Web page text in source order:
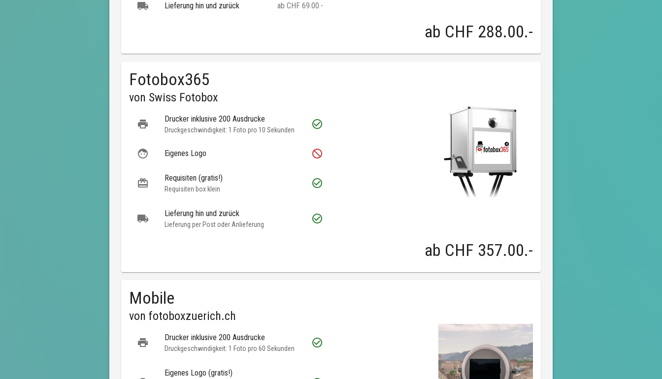
Lieferung hin und zurück ab CHF 69.00.-
ab CHF 288.00.-
Fotobox365
von Swiss Fotobox
Drucker inklusive 200 Ausdrucke
Druckgeschwindigkeit: 1 Foto pro 10 Sekunden
Eigenes Logo
Requisiten (gratis!)
Requisiten box klein
Lieferung hin und zurück
Lieferung per Post oder Anlieferung
ab CHF 357.00.-
Mobile
von fotoboxzuerich.ch
Drucker inklusive 200 Ausdrucke
Druckgeschwindigkeit: 1 Foto pro 60 Sekunden
Eigenes Logo (gratis!)